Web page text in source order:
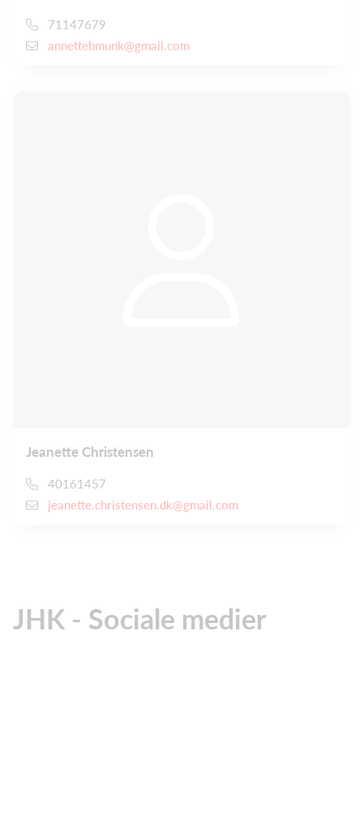
71147679
annettebmunk@gmail.com
Jeanette Christensen
40161457
jeanette.christensen.dk@gmail.com
JHK - Sociale medier